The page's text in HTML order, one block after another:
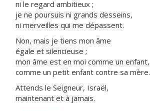
ni le regard ambitieux ;
je ne poursuis ni grands desseins,
ni merveilles qui me dépassent.
Non, mais je tiens mon âme
égale et silencieuse ;
mon âme est en moi comme un enfant,
comme un petit enfant contre sa mère.
Attends le Seigneur, Israël,
maintenant et à jamais.